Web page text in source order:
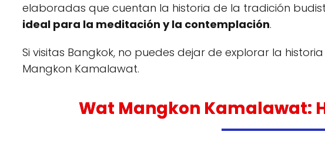
elaboradas que cuentan la historia de la tradición
ideal para la meditación y la contemplación.
Si visitas Bangkok, no puedes dejar de explorar la
Mangkon Kamalawat.
Wat Mangkon Kamalawat: